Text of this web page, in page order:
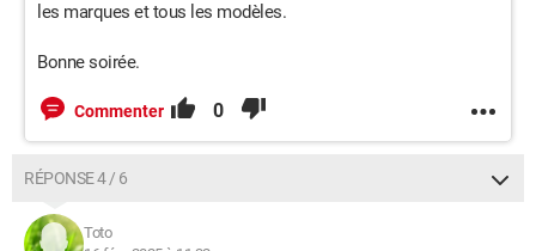
les marques et tous les modèles.
Bonne soirée.
Commenter 0
RÉPONSE 4 / 6
Toto